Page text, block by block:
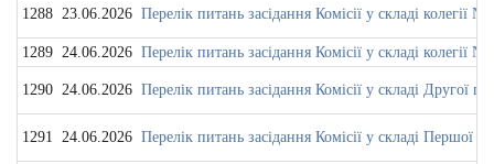
1288 23.06.2026 Перелік питань засідання Комісії у складі колегії №
1289 24.06.2026 Перелік питань засідання Комісії у складі
1290 24.06.2026 Перелік питань засідання Комісії у складі Другої
1291 24.06.2026 Перелік питань засідання Комісії у складі Першої